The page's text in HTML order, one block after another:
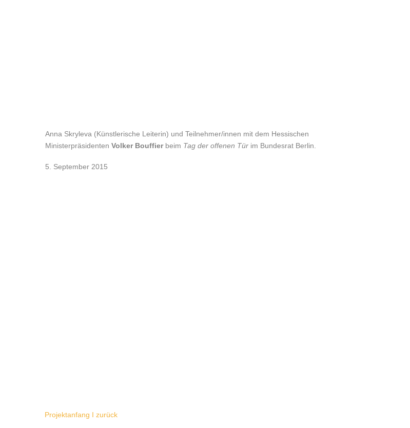
Anna Skryleva (Künstlerische Leiterin) und Teilnehmer/innen mit dem Hessischen
Ministerpräsidenten Volker Bouffierbeim Tag der offenen Tür im Bundesrat Berlin.
5. September 2015
Projektanfang I zurück